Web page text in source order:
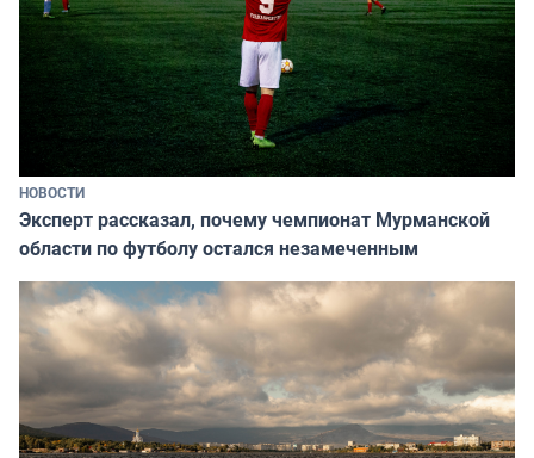
НОВОСТИ
Эксперт рассказал, почему чемпионат Мурманской
области по футболу остался незамеченным